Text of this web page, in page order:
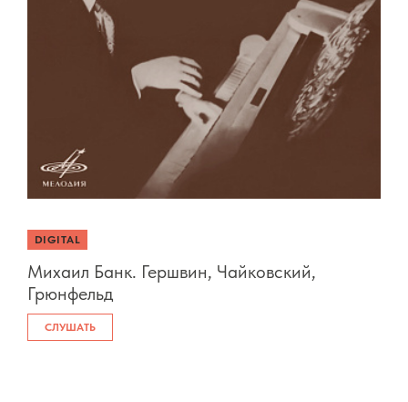
DIGITAL
Михаил Банк. Гершвин, Чайковский,
Грюнфельд
СЛУШАТЬ